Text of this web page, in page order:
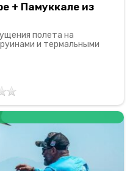
+ Памуккале из
полета на
и термальными